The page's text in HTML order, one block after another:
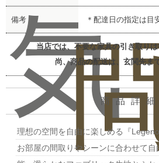
気
備考 ＊配達日の指定は目
当店では、不要な家具の引き取りは
尚、商品の配送は、玄関先ま
商品詳細
理想の空間を自由に楽しめる『
お部屋の間取りやシーンに合わせて